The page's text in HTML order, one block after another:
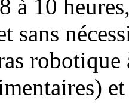
à 10
sans